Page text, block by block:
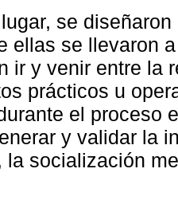
se
ellas se llevaron
ir y venir entre la
prácticos u
el proceso
y validar la
la socialización